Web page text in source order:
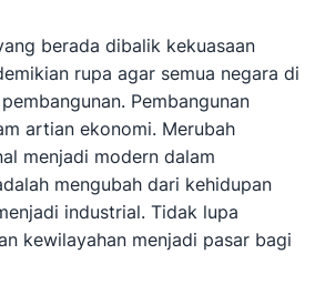
berada dibalik kekuasaan
rupa agar semua negara di
Pembangunan
artian ekonomi. Merubah
menjadi modern dalam
mengubah dari kehidupan
industrial. Tidak lupa
kewilayahan menjadi pasar bagi